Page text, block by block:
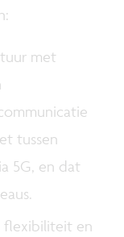
met
tussen
5G, en dat
flexibiliteit en